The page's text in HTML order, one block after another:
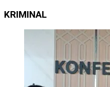
KRIMINAL